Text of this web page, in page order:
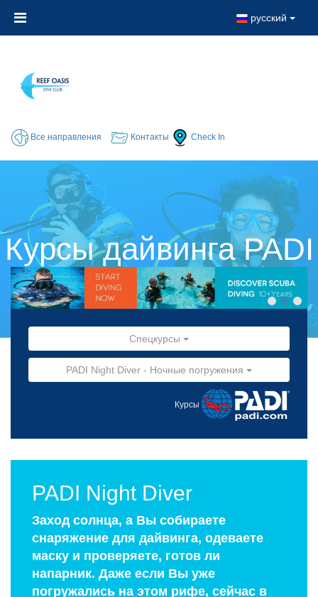
русский
Все направления Контакты Check In
Курсы дайвинга PADI
Спецкурсы
PADI Night Diver - Ночные погружения
Курсы
PADI Night Diver
Заход солнца, а Вы собираете
снаряжение для дайвинга, одеваете
маску и проверяете, готов ли
напарник. Даже если Вы уже
погружались на этом рифе, сейчас в